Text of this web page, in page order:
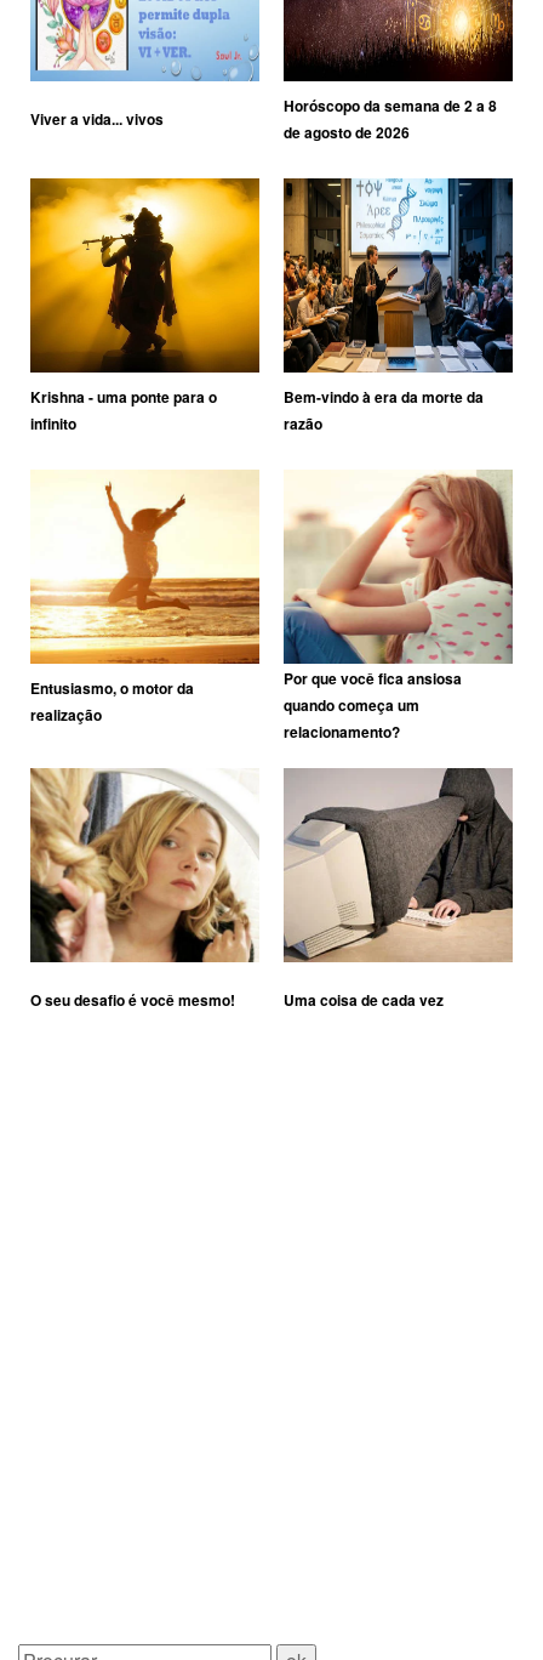
Viver a vida... vivos
Horóscopo da semana de 2 a 8
de agosto de 2026
Krishna - uma ponte para o
infinito
Bem-vindo à era da morte da
razão
Entusiasmo, o motor da
realização
Por que você fica ansiosa
quando começa um
relacionamento?
O seu desafio é você mesmo! Uma coisa de cada vez